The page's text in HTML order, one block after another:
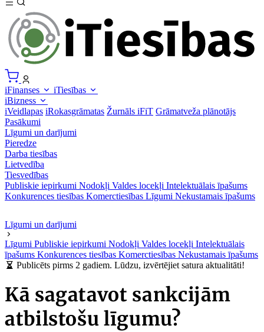
iFinanses
iTiesības
iBizness
iVeidlapas iRokasgrāmatas Žurnāls iFiT Grāmatveža plānotājs
Pasākumi
Līgumi un darījumi
Pieredze
Darba tiesības
Lietvedība
Tiesvedības
Publiskie iepirkumi Nodokļi Valdes locekļi Intelektuālais īpašums
Konkurences tiesības Komerctiesības Līgumi Nekustamais īpašums
Līgumi un darījumi
Līgumi Publiskie iepirkumi Nodokļi Valdes locekļi Intelektuālais
īpašums Konkurences tiesības Komerctiesības Nekustamais īpašums
Publicēts pirms 2 gadiem. Lūdzu, izvērtējiet satura aktualitāti!
Kā sagatavot sankcijām
atbilstošu līgumu?